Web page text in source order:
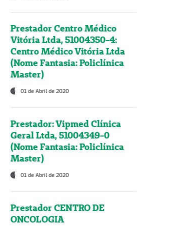
Prestador Centro Médico
Vitória Ltda, 51004350-4:
Centro Médico Vitória Ltda
(Nome Fantasia: Policlínica
Master)
01 de Abril de 2020
Prestador: Vipmed Clínica
Geral Ltda, 51004349-0
(Nome Fantasia: Policlínica
Master)
01 de Abril de 2020
Prestador CENTRO DE
ONCOLOGIA